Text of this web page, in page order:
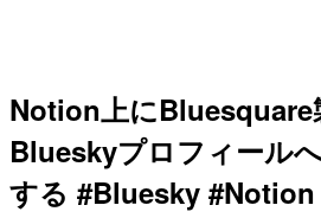
Notion上にBluesquare
Blueskyプロフィール
する #Bluesky #Notion